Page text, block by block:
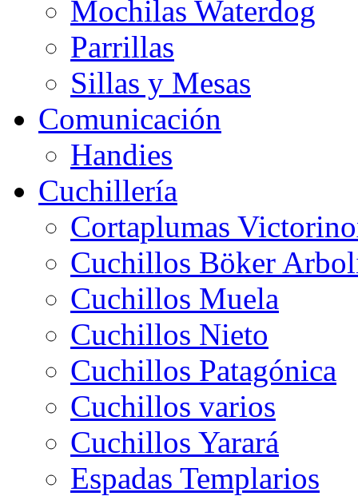
Mochilas Waterdog
Parrillas
Sillas y Mesas
Comunicación
Handies
Cuchillería
Cortaplumas
Cuchillos Böker
Cuchillos Muela
Cuchillos Nieto
Cuchillos Patagónica
Cuchillos varios
Cuchillos Yarará
Espadas Templarios